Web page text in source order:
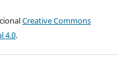
Creative Commons
4.0.